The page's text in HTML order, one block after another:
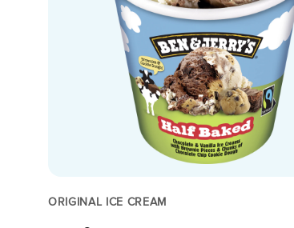
ORIGINAL ICE CREAM